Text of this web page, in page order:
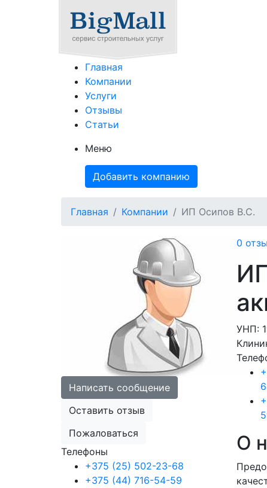
Главная
Компании
Услуги
Отзывы
Статьи
Меню
Добавить компанию
Главная Компании ИП Осипов В.С.
Написать сообщение
Оставить отзыв
Пожаловаться
Телефоны
+375 (25) 502-23-68
+375 (44) 716-54-59
0
УНП:
О